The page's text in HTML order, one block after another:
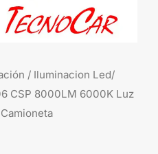
/ Iluminacion Led/
CSP 8000LM 6000K Luz